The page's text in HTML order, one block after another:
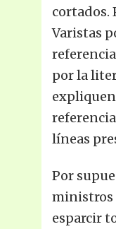
cortados.
Varistas
por la
líneas
Por
ministros
esparcir